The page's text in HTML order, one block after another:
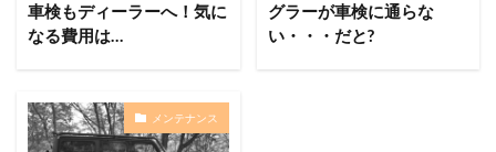
車検もディーラーへ！気に
なる費用は…
グラーが車検に通らな
い・・・だと?
メンテナンス
ほとりの遊びばキャンプ場
龍の国オートキャンプ場
春キャンプ
注意喚起
グルキャン
御朱印
キャンプ場選び
ソロキャンプ